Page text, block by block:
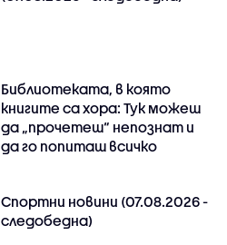
Библиотеката, в която
книгите са хора: Тук можеш
да „прочетеш“ непознат и
да го попиташ всичко
Спортни новини (07.08.2026 -
следобедна)